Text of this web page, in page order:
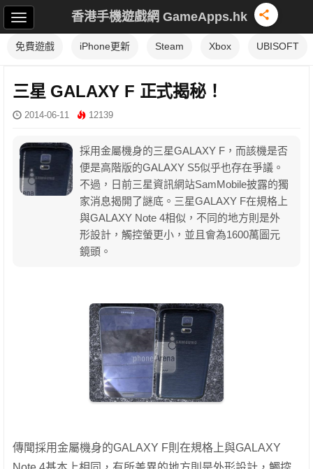
香港手機遊戲網 GameApps.hk
免費遊戲 iPhone更新 Steam Xbox UBISOFT
三星 GALAXY F 正式揭秘！
2014-06-11 12139
採用金屬機身的三星GALAXY F，而該機是否
便是高階版的GALAXY S5似乎也存在爭議。
不過，日前三星資訊網站SamMobile披露的獨
家消息揭開了謎底。三星GALAXY F在規格上
與GALAXY Note 4相似，不同的地方則是外
形設計，觸控螢更小，並且會為1600萬圖元
鏡頭。
傳聞採用金屬機身的GALAXY F則在規格上與GALAXY